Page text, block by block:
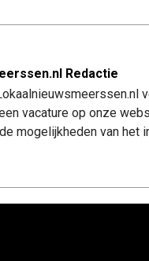
Redactie
vacature op onze
mogelijkheden van het